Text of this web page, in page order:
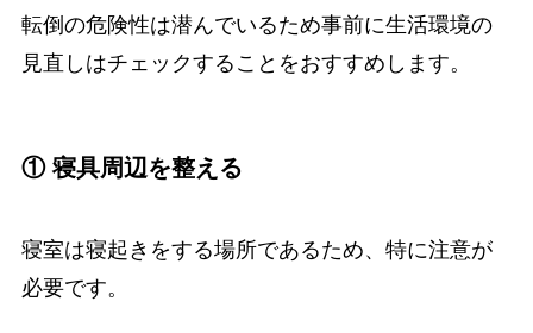
転倒の危険性は潜んでいるため事前に生活環境の
見直しはチェックすることをおすすめします。
① 寝具周辺を整える
寝室は寝起きをする場所であるため、特に注意が
必要です。